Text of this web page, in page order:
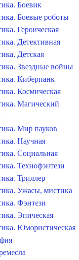
Боевик
Боевые роботы
Героическая
Детективная
Детская
Звездные войны
Киберпанк
Космическая
Магический
Мир пауков
Научная
Социальная
Технофэнтези
Триллер
Ужасы, мистика
Фэнтези
Эпическая
Юмористическая